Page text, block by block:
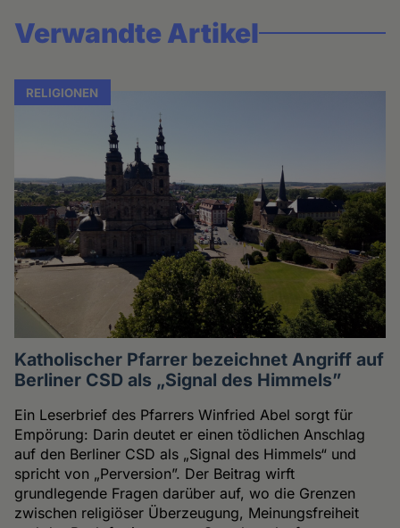
Verwandte Artikel
RELIGIONEN
Katholischer Pfarrer bezeichnet Angriff auf
Berliner CSD als „Signal des Himmels”
Ein Leserbrief des Pfarrers Winfried Abel sorgt für
Empörung: Darin deutet er einen tödlichen Anschlag
auf den Berliner CSD als „Signal des Himmels“ und
spricht von „Perversion”. Der Beitrag wirft
grundlegende Fragen darüber auf, wo die Grenzen
zwischen religiöser Überzeugung, Meinungsfreiheit